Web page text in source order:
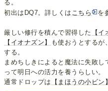
る。
初出はDQ7。詳しくは こちら を
厳しい修行を積んで習得した 【イ
【イオナズン】
も使おうとする
する。
まめちしきによると魔法に失敗
って明日への活力を養うらしい。
通常ドロップは
【まほうの小ビン】